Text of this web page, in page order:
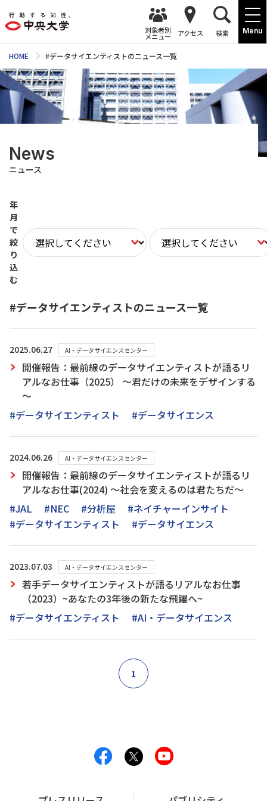
Menu
対象者別
メニュー アクセス 検索
HOME #データサイエンティストのニュース一覧
News
ニュース
年
月
で
絞
り
込
む
#データサイエンティストのニュース一覧
2025.06.27 AI・データサイエンスセンター
開催報告：最前線のデータサイエンティストが語るリ
アルなお仕事（2025） ～君だけの未来をデザインする
～
#データサイエンティスト
#データサイエンス
2024.06.26 AI・データサイエンスセンター
開催報告：最前線のデータサイエンティストが語るリ
アルなお仕事(2024) ～社会を変えるのは君たちだ～
#JAL
#NEC #分析屋
#ネイチャーインサイト
#データサイエンティスト
#データサイエンス
2023.07.03 AI・データサイエンスセンター
若手データサイエンティストが語るリアルなお仕事
（2023）~あなたの3年後の新たな飛躍へ~
#データサイエンティスト
#AI・データサイエンス
1